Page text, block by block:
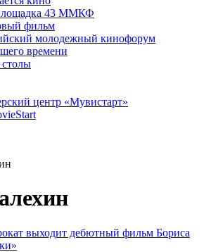
43 ММКФ
фильм
молодежный кинофорум
времени
центр «Мувистарт»
выходит дебютный фильм Бориса